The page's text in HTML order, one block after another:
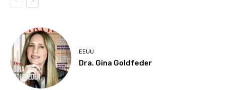
EEUU
Dra. Gina Goldfeder